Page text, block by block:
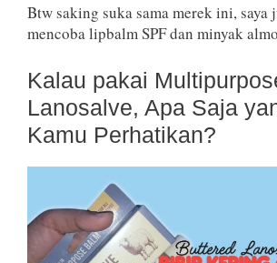
Btw saking suka sama merek ini, saya
mencoba lipbalm SPF dan minyak
Kalau pakai
Lanosalve, Apa Saja
Kamu Perhatikan?